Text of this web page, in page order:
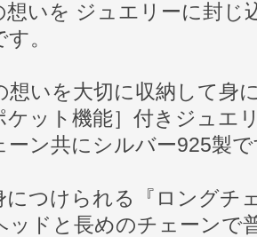
想いを ジュエリーに封じ
。
想いを大切に収納して身
ケット機能］付きジュエ
ーン共にシルバー925製
につけられる『ロングチ
ッドと長めのチェーンで